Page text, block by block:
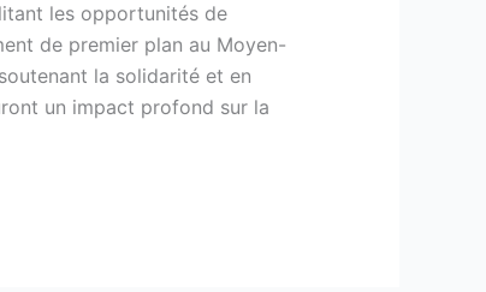
les opportunités de
de premier plan au Moyen-
la solidarité et en
un impact profond sur la